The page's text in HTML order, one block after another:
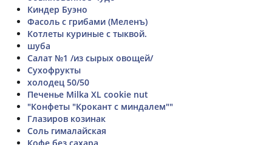
Киндер Буэно
Фасоль с грибами (Меленъ)
Котлеты куриные с тыквой.
шуба
Салат №1 /из сырых овощей/
Сухофрукты
холодец 50/50
Печенье Milka XL cookie nut
"Конфеты "Крокант с миндалем""
Глазиров козинак
Соль гималайская